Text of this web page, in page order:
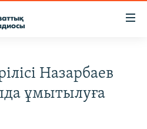
Назарбаев
ұмытылуға